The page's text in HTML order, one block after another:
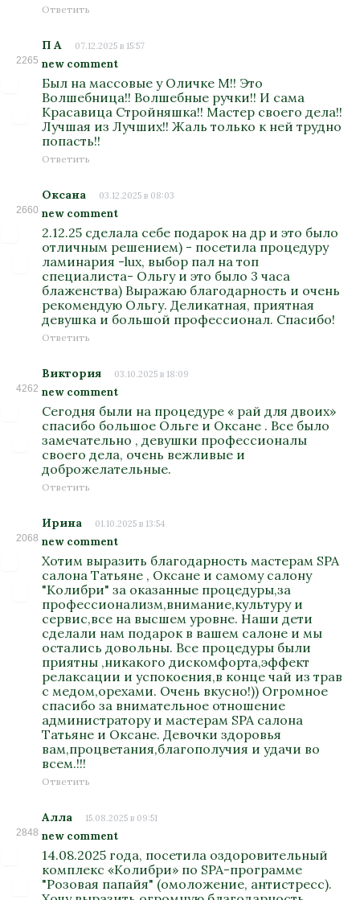
Ответить
2265
П А 07.12.2025 в 15:57
new comment
Был на массовые у Оличке М!! Это
Волшебница!! Волшебные ручки!! И сама
Красавица Стройняшка!! Мастер своего дела!!
Лучшая из Лучших!! Жаль только к ней трудно
попасть!!
Ответить
2660
Оксана 03.12.2025 в 08:03
new comment
2.12.25 сделала себе подарок на др и это было
отличным решением) - посетила процедуру
ламинария -lux, выбор пал на топ
специалиста- Ольгу и это было 3 часа
блаженства) Выражаю благодарность и очень
рекомендую Ольгу. Деликатная, приятная
девушка и большой профессионал. Спасибо!
Ответить
4262
Виктория 03.10.2025 в 18:09
new comment
Сегодня были на процедуре « рай для двоих»
спасибо большое Ольге и Оксане . Все было
замечательно , девушки профессионалы
своего дела, очень вежливые и
доброжелательные.
Ответить
2068
Ирина 01.10.2025 в 13:54
new comment
Хотим выразить благодарность мастерам SPA
салона Татьяне , Оксане и самому салону
"Колибри" за оказанные процедуры,за
профессионализм,внимание,культуру и
сервис,все на высшем уровне. Наши дети
сделали нам подарок в вашем салоне и мы
остались довольны. Все процедуры были
приятны ,никакого дискомфорта,эффект
релаксации и успокоения,в конце чай из трав
с медом,орехами. Очень вкусно!)) Огромное
спасибо за внимательное отношение
администратору и мастерам SPA салона
Татьяне и Оксане. Девочки здоровья
вам,процветания,благополучия и удачи во
всем.!!!
Ответить
2848
Алла 15.08.2025 в 09:51
new comment
14.08.2025 года, посетила оздоровительный
комплекс «Колибри» по SPA-программе
"Розовая папайя" (омоложение, антистресс).